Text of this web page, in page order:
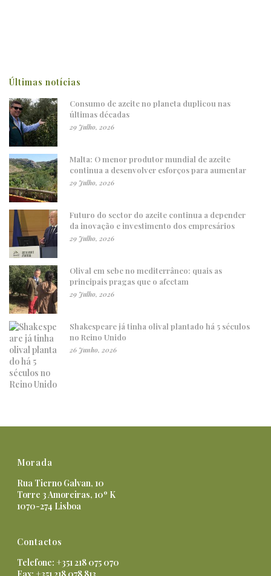
Últimas notícias
Consumo de azeite no planeta duplicou nas
últimas décadas
29 Julho, 2026
Malta: O menor produtor mundial de azeite
continua a desenvolver esforços para aumentar
29 Julho, 2026
Futuro do sector do azeite continua a depender
da inovação e investimento dos empresários
29 Julho, 2026
Olival em sebe no mediterrâneo: quais as
principais pragas que o afectam
29 Julho, 2026
Shakespeare já tinha olival plantado há 5 séculos
no Reino Unido
26 Junho, 2026
Morada
Rua Tierno Galvan, 10
Torre 3 Amoreiras, 10º K
1070-274 Lisboa
Contactos
Telefone: +351 218 075 070